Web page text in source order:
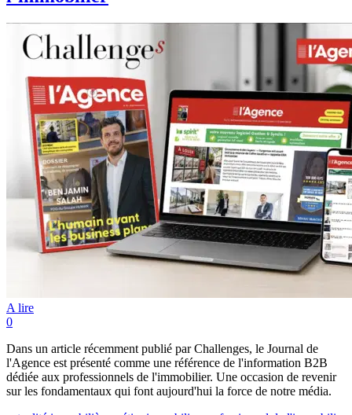
A lire
0
Dans un article récemment publié par Challenges, le Journal de
l'Agence est présenté comme une référence de l'information B2B
dédiée aux professionnels de l'immobilier. Une occasion de revenir
sur les fondamentaux qui font aujourd'hui la force de notre média.